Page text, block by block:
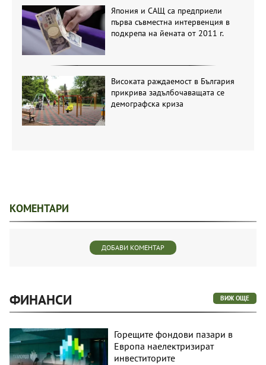
Япония и САЩ са предприели
първа съвместна интервенция в
подкрепа на йената от 2011 г.
Високата раждаемост в България
прикрива задълбочаващата се
демографска криза
КОМЕНТАРИ
ДОБАВИ КОМЕНТАР
ФИНАНСИ ВИЖ ОЩЕ
Горещите фондови пазари в
Европа наелектризират
инвеститорите